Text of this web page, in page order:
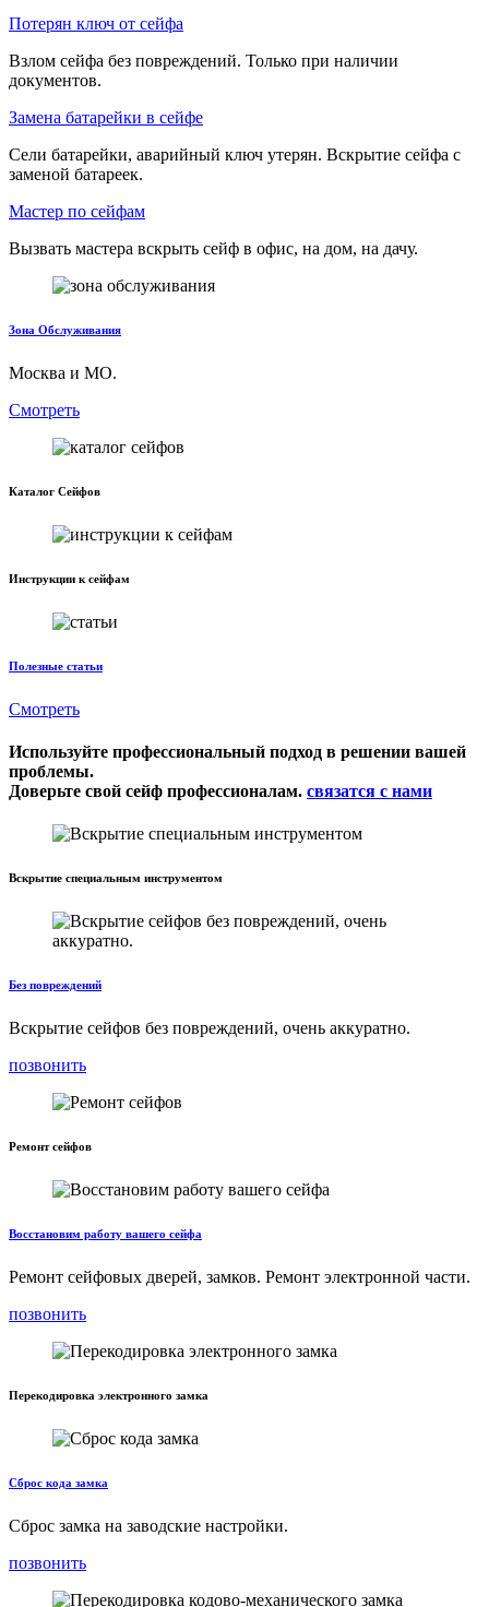
Потерян ключ от сейфа
Взлом сейфа без повреждений. Только при наличии
документов.
Замена батарейки в сейфе
Сели батарейки, аварийный ключ утерян. Вскрытие сейфа с
заменой батареек.
Мастер по сейфам
Вызвать мастера вскрыть сейф в офис, на дом, на дачу.
Зона Обслуживания
Москва и МО.
Смотреть
Каталог Сейфов
Инструкции к сейфам
Полезные статьи
Смотреть
Используйте профессиональный подход в решении вашей
проблемы.
Доверьте свой сейф профессионалам. связатся с нами
Вскрытие специальным инструментом
Без повреждений
Вскрытие сейфов без повреждений, очень аккуратно.
позвонить
Ремонт сейфов
Восстановим работу вашего сейфа
Ремонт сейфовых дверей, замков. Ремонт электронной части.
позвонить
Перекодировка электронного замка
Сброс кода замка
Сброс замка на заводские настройки.
позвонить